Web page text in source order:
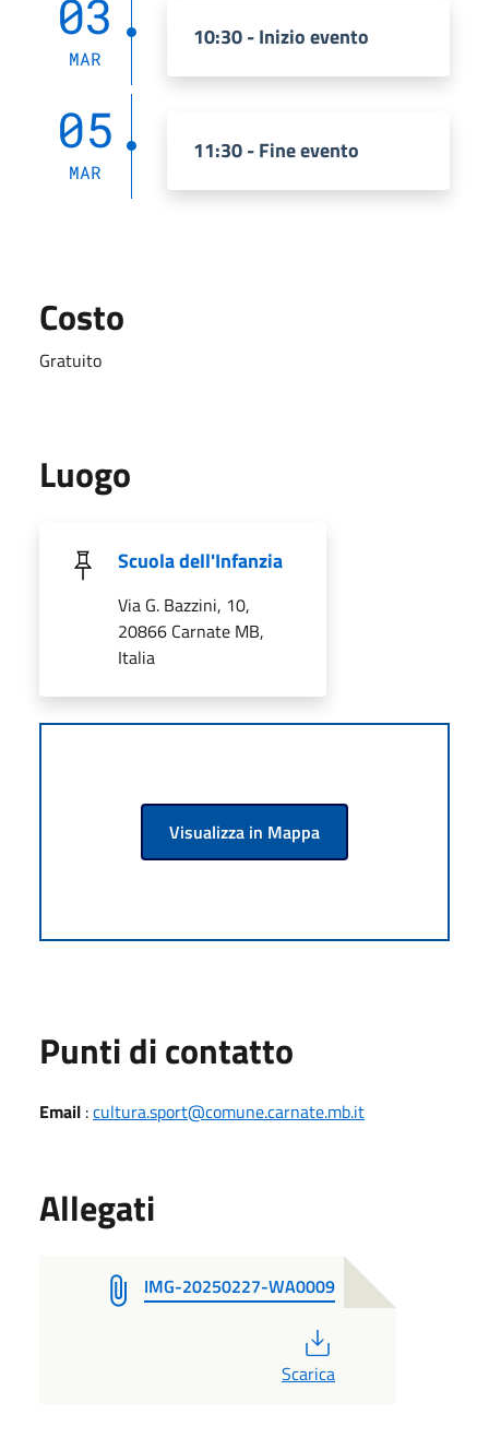
03
MAR
10:30 - Inizio evento
05
MAR
11:30 - Fine evento
Costo
Gratuito
Luogo
Scuola dell'Infanzia
Via G. Bazzini, 10,
20866 Carnate MB,
Italia
Visualizza in Mappa
Punti di contatto
Email :cultura.sport@comune.carnate.mb.it
Allegati
IMG-20250227-WA0009
Scarica